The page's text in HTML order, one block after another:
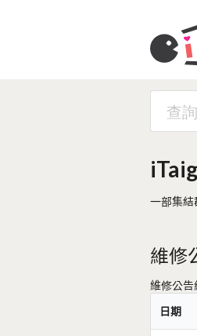
一部集
維修
維修公告
日期